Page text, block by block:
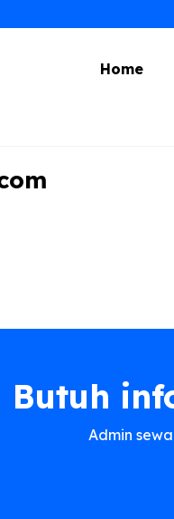
Home
Butuh
Admin